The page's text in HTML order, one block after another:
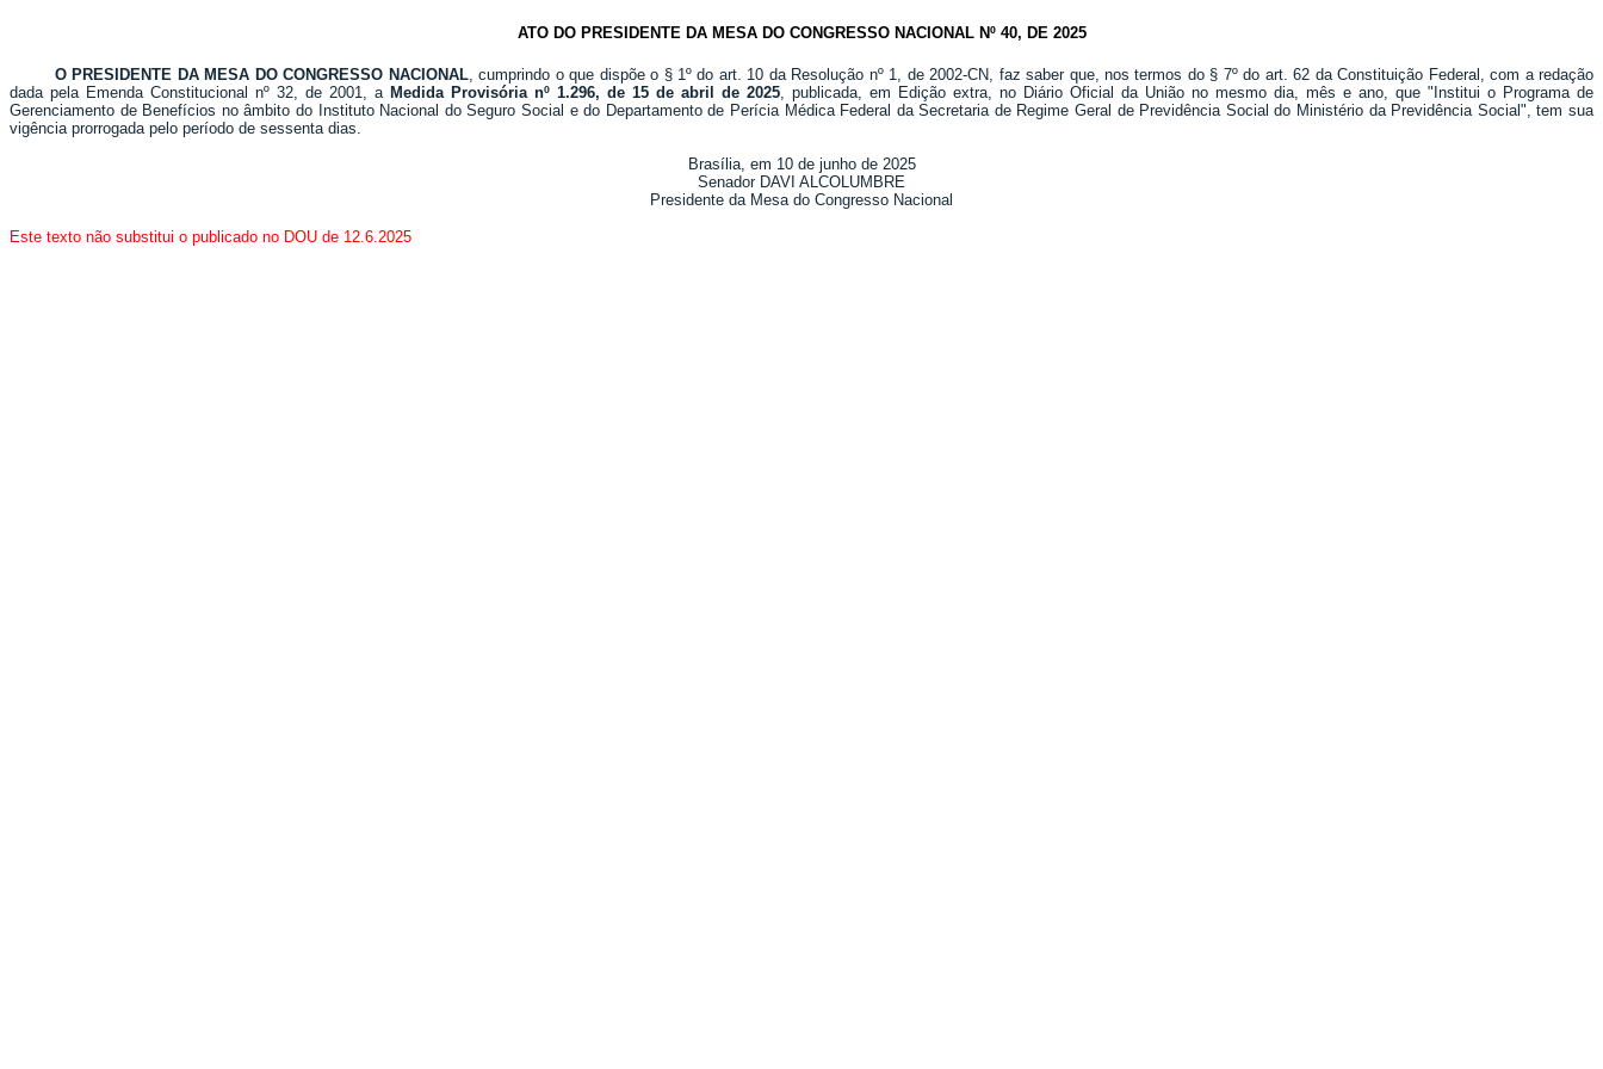
ATO DO PRESIDENTE DA MESA DO CONGRESSO NACIONAL Nº 40, DE 2025
O PRESIDENTE DA MESA DO CONGRESSO NACIONAL, cumprindo o que dispõe o § 1º do art. 10 da Resolução nº 1, de 2002-CN, faz saber que, nos termos do § 7º do art. 62 da Constituição Federal, com a redação
dada pela Emenda Constitucional nº 32, de 2001, a Medida Provisória nº 1.296, de 15 de abril de 2025, publicada, em Edição extra, no Diário Oficial da União no mesmo dia, mês e ano, que "Institui o Programa de
Gerenciamento de Benefícios no âmbito do Instituto Nacional do Seguro Social e do Departamento de Perícia Médica Federal da Secretaria de Regime Geral de Previdência Social do Ministério da Previdência Social", tem sua
vigência prorrogada pelo período de sessenta dias.
Brasília, em 10 de junho de 2025
Senador DAVI ALCOLUMBRE
Presidente da Mesa do Congresso Nacional
Este texto não substitui o publicado no DOU de 12.6.2025